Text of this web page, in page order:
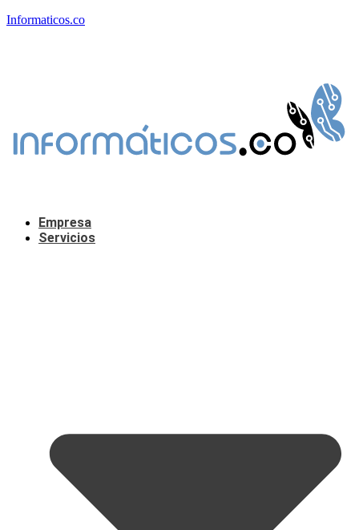
Informaticos.co
Empresa
Servicios